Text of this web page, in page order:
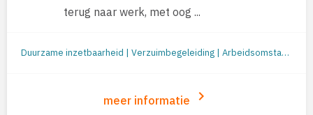
terug naar werk, met oog ...
Duurzame inzetbaarheid | Verzuimbegeleiding | Arbeidsomstandigheden (o.a. RI&E en werkplekonderzoek) | Re-integratie: begeleiding naar werk | Jobcoaching | Re-integratie tweede spoor | Outplacement | Loopbaanbegeleiding | Loopbaanontwikkeling
meer informatie keyboard_arrow_right